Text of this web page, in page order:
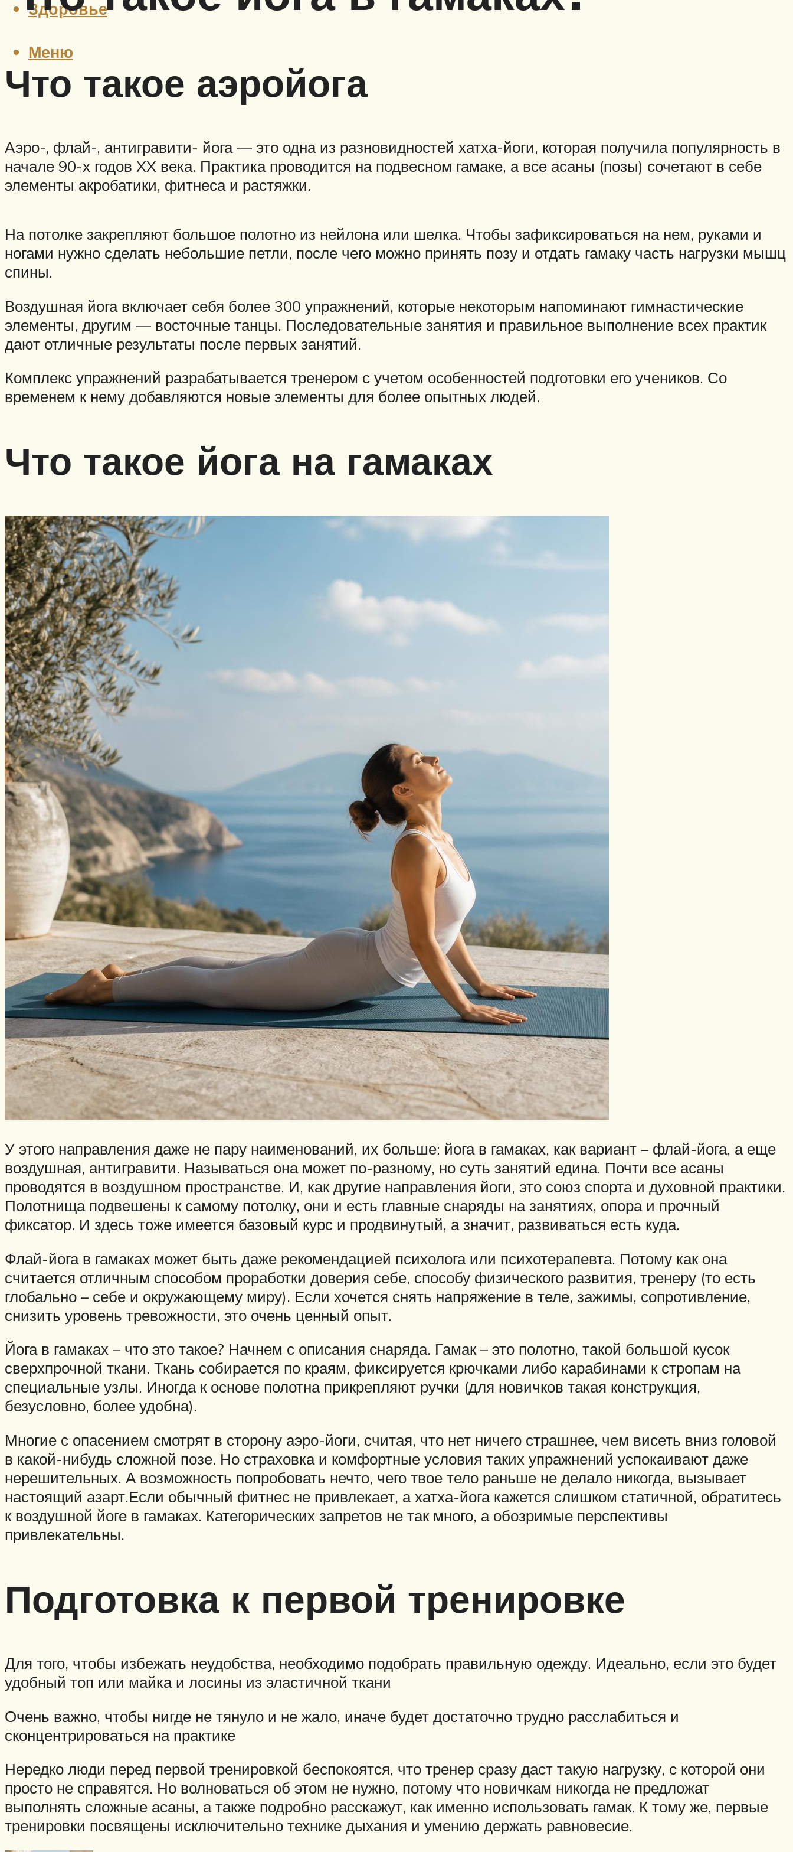
Здоровье
Меню
Что такое аэройога
Аэро-, флай-, антигравити- йога — это одна из разновидностей хатха-йоги, которая получила популярность в
начале 90-х годов XX века. Практика проводится на подвесном гамаке, а все асаны (позы) сочетают в себе
элементы акробатики, фитнеса и растяжки.
На потолке закрепляют большое полотно из нейлона или шелка. Чтобы зафиксироваться на нем, руками и
ногами нужно сделать небольшие петли, после чего можно принять позу и отдать гамаку часть нагрузки мышц
спины.
Воздушная йога включает себя более 300 упражнений, которые некоторым напоминают гимнастические
элементы, другим — восточные танцы. Последовательные занятия и правильное выполнение всех практик
дают отличные результаты после первых занятий.
Комплекс упражнений разрабатывается тренером с учетом особенностей подготовки его учеников. Со
временем к нему добавляются новые элементы для более опытных людей.
Что такое йога на гамаках
У этого направления даже не пару наименований, их больше: йога в гамаках, как вариант – флай-йога, а еще
воздушная, антигравити. Называться она может по-разному, но суть занятий едина. Почти все асаны
проводятся в воздушном пространстве. И, как другие направления йоги, это союз спорта и духовной практики.
Полотнища подвешены к самому потолку, они и есть главные снаряды на занятиях, опора и прочный
фиксатор. И здесь тоже имеется базовый курс и продвинутый, а значит, развиваться есть куда.
Флай-йога в гамаках может быть даже рекомендацией психолога или психотерапевта. Потому как она
считается отличным способом проработки доверия себе, способу физического развития, тренеру (то есть
глобально – себе и окружающему миру). Если хочется снять напряжение в теле, зажимы, сопротивление,
снизить уровень тревожности, это очень ценный опыт.
Йога в гамаках – что это такое? Начнем с описания снаряда. Гамак – это полотно, такой большой кусок
сверхпрочной ткани. Ткань собирается по краям, фиксируется крючками либо карабинами к стропам на
специальные узлы. Иногда к основе полотна прикрепляют ручки (для новичков такая конструкция,
безусловно, более удобна).
Многие с опасением смотрят в сторону аэро-йоги, считая, что нет ничего страшнее, чем висеть вниз головой
в какой-нибудь сложной позе. Но страховка и комфортные условия таких упражнений успокаивают даже
нерешительных. А возможность попробовать нечто, чего твое тело раньше не делало никогда, вызывает
настоящий азарт.Если обычный фитнес не привлекает, а хатха-йога кажется слишком статичной, обратитесь
к воздушной йоге в гамаках. Категорических запретов не так много, а обозримые перспективы
привлекательны.
Подготовка к первой тренировке
Для того, чтобы избежать неудобства, необходимо подобрать правильную одежду. Идеально, если это будет
удобный топ или майка и лосины из эластичной ткани
Очень важно, чтобы нигде не тянуло и не жало, иначе будет достаточно трудно расслабиться и
сконцентрироваться на практике
Нередко люди перед первой тренировкой беспокоятся, что тренер сразу даст такую нагрузку, с которой они
просто не справятся. Но волноваться об этом не нужно, потому что новичкам никогда не предложат
выполнять сложные асаны, а также подробно расскажут, как именно использовать гамак. К тому же, первые
тренировки посвящены исключительно технике дыхания и умению держать равновесие.